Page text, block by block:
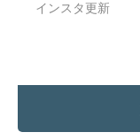
インスタ更新